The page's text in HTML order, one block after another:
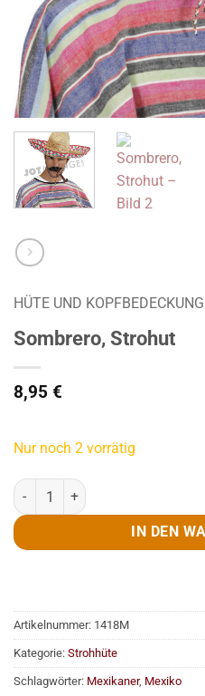
HÜTE UND
Sombrero, Strohut
8,95 €
Nur noch 2 vorrätig
Sombrero, Strohut Menge
IN DEN
Artikelnummer: 1418M
Kategorie: Strohhüte
Schlagwörter: Mexikaner, Mexiko